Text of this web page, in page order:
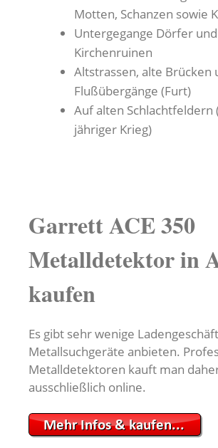
Motten, Schanzen sowie
Untergegange Dörfer
Kirchenruinen
Altstrassen, alte Brücken
Flußübergänge (Furt)
Auf alten Schlachtfeldern
jähriger Krieg)
Garrett ACE 350
Metalldetektor in
kaufen
Es gibt sehr wenige
Metallsuchgeräte anbieten.
Metalldetektoren kauft man
ausschließlich online.